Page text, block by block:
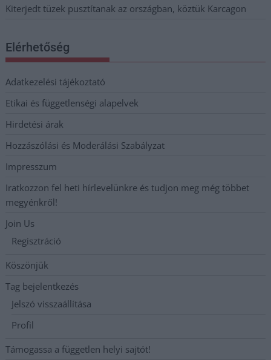
Kiterjedt tüzek pusztítanak az országban, köztük Karcagon
Elérhetőség
Adatkezelési tájékoztató
Etikai és függetlenségi alapelvek
Hirdetési árak
Hozzászólási és Moderálási Szabályzat
Impresszum
Iratkozzon fel heti hírlevelünkre és tudjon meg még többet
megyénkről!
Join Us
Regisztráció
Köszönjük
Tag bejelentkezés
Jelszó visszaállítása
Profil
Támogassa a független helyi sajtót!